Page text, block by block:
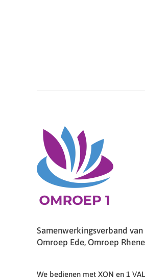
Samenwerkingsverband
Omroep Ede, Omroep
We bedienen met XON en 1